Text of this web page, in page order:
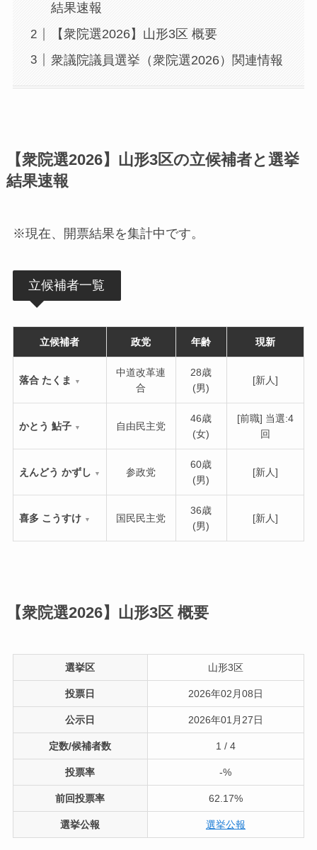
結果速報
【衆院選2026】山形3区 概要
衆議院議員選挙（衆院選2026）関連情報
【衆院選2026】山形3区の立候補者と選挙
結果速報
※現在、開票結果を集計中です。
立候補者一覧
立候補者 政党 年齢 現新
落合 たくま ▼
中道改革連
合
28歳
(男)
[新人]
かとう 鮎子 ▼ 自由民主党
46歳
(女)
[前職] 当選:4
回
えんどう かずし ▼ 参政党
60歳
(男)
[新人]
喜多 こうすけ ▼ 国民民主党
36歳
(男)
[新人]
【衆院選2026】山形3区 概要
選挙区 山形3区
投票日 2026年02月08日
公示日 2026年01月27日
定数/候補者数 1 / 4
投票率 -%
前回投票率 62.17%
選挙公報 選挙公報